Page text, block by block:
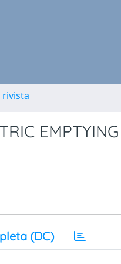
rivista
(DC)